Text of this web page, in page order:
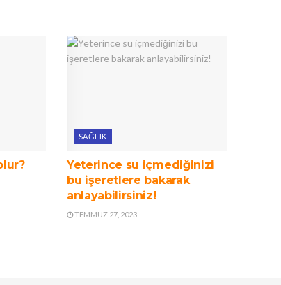
SAĞLIK
Yeterince su içmediğinizi
bu işeretlere bakarak
anlayabilirsiniz!
TEMMUZ 27, 2023